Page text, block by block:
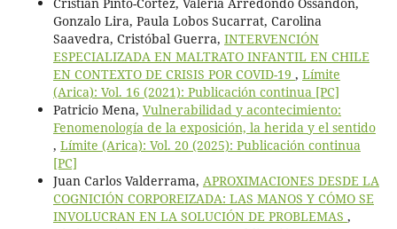
Gonzalo Lira, Paula Lobos Sucarrat, Carolina
Saavedra, Cristóbal Guerra, INTERVENCIÓN
ESPECIALIZADA EN MALTRATO INFANTIL EN CHILE
EN CONTEXTO DE CRISIS POR COVID-19 , Límite
(Arica): Vol. 16 (2021): Publicación continua [PC]
Patricio Mena, Vulnerabilidad y acontecimiento:
Fenomenología de la exposición, la herida y el sentido
, Límite (Arica): Vol. 20 (2025): Publicación continua
[PC]
Juan Carlos Valderrama, APROXIMACIONES DESDE LA
COGNICIÓN CORPOREIZADA: LAS MANOS Y CÓMO SE
INVOLUCRAN EN LA SOLUCIÓN DE PROBLEMAS ,